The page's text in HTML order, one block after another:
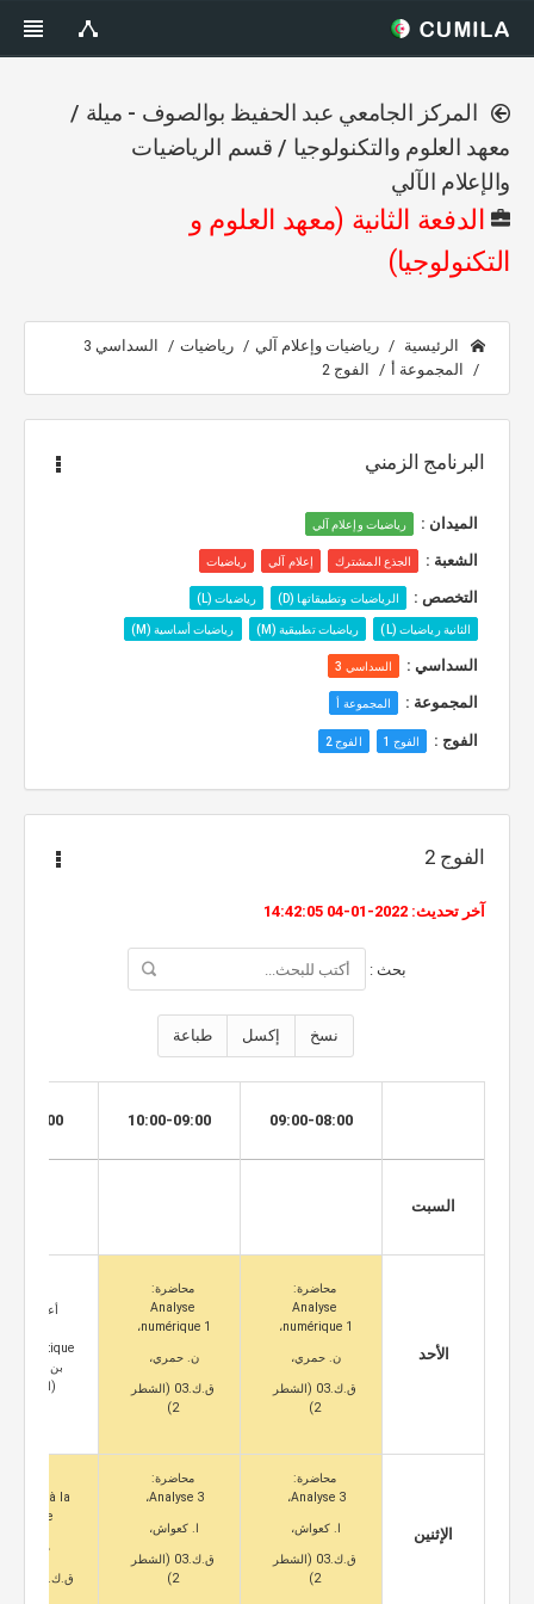
المركز الجامعي عبد الحفيظ بوالصوف - ميلة /
معهد العلوم والتكنولوجيا / قسم الرياضيات
والإعلام الآلي
الدفعة الثانية (معهد العلوم و
التكنولوجيا)
الرئيسية رياضيات وإعلام آلي رياضيات
السداسي 3
المجموعة أ
الفوج 2
البرنامج الزمني
الميدان : رياضيات وإعلام آلي
الشعبة : الجذع المشترك إعلام آلي رياضيات
التخصص : الرياضيات وتطبيقاتها (D) رياضيات (L)
الثانية رياضيات (L) رياضيات تطبيقية (M) رياضيات أساسية (M)
السداسي : السداسي 3
المجموعة : المجموعة أ
الفوج : الفوج 1 الفوج 2
الفوج 2
آخر تحديث: 2022-01-04 14:42:05
بحث :
نسخ إكسل طباعة
09:00-08:00
10:00-09:00
10:00
السبت
الأحد
محاضرة:
Analyse
numérique 1،
ن. حمري،
ق.ك.03 (الشطر
2)
محاضرة:
Analyse
numérique 1،
ن. حمري،
ق.ك.03 (الشطر
2)
أعمال
(الشطر 1).
الإثنين
محاضرة:
Analyse 3،
ا. كعواش،
ق.ك.03 (الشطر
2)
محاضرة:
Analyse 3،
ا. كعواش،
ق.ك.03 (الشطر
2)
à la
topologie،
م. عميور،
ق.ك.03 (الشطر 2)